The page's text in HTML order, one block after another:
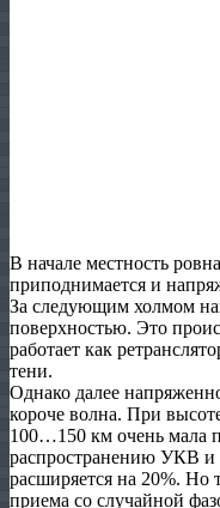
В начале местность
приподнимается и
За следующим холмом
поверхностью. Это
работает как
тени.
Однако далее
короче волна. При
100…150 км очень мала
распространению УКВ и
расширяется на 20%. Но
приема со случайной